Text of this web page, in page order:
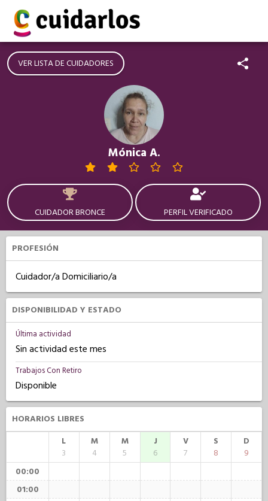
VER LISTA DE CUIDADORES
Mónica A.
CUIDADOR BRONCE PERFIL VERIFICADO
PROFESIÓN
Cuidador/a Domiciliario/a
DISPONIBILIDAD Y ESTADO
Última actividad
Sin actividad este mes
Trabajos Con Retiro
Disponible
HORARIOS LIBRES
L
3
M
4
M
5
J
6
V
7
S
8
D
9
00:00
01:00